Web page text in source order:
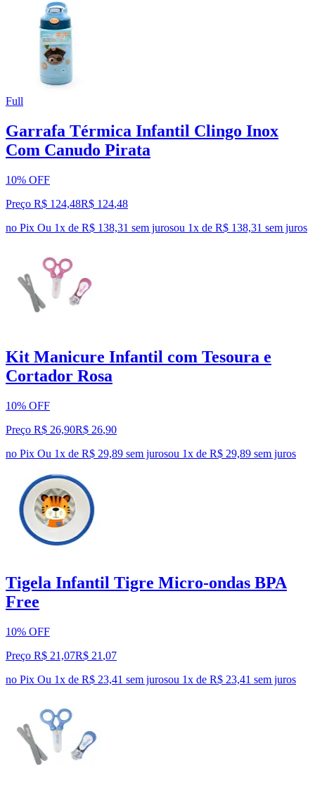
Full
Garrafa Térmica Infantil Clingo Inox
Com Canudo Pirata
10% OFF
Preço R$ 124,48R$ 124,48
no Pix Ou 1x de R$ 138,31 sem jurosou 1x de R$ 138,31 sem juros
Kit Manicure Infantil com Tesoura e
Cortador Rosa
10% OFF
Preço R$ 26,90R$ 26,90
no Pix Ou 1x de R$ 29,89 sem jurosou 1x de R$ 29,89 sem juros
Tigela Infantil Tigre Micro-ondas BPA
Free
10% OFF
Preço R$ 21,07R$ 21 ,07
no Pix Ou 1x de R$ 23,41 sem jurosou 1x de R$ 23,41 sem juros